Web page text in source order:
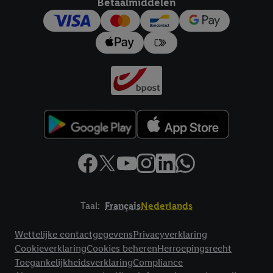
Taal: FrançaisNederlands
Wettelijke contactgegevensPrivacyverklaring
CookieverklaringCookies beherenHerroepingsrecht
ToegankelijkheidsverklaringCompliance